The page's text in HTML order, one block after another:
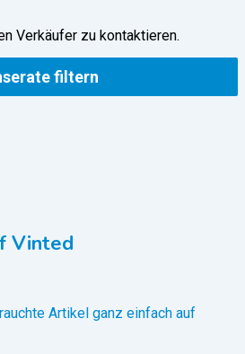
Verkäufer zu kontaktieren.
filtern
Vinted
Artikel ganz einfach auf